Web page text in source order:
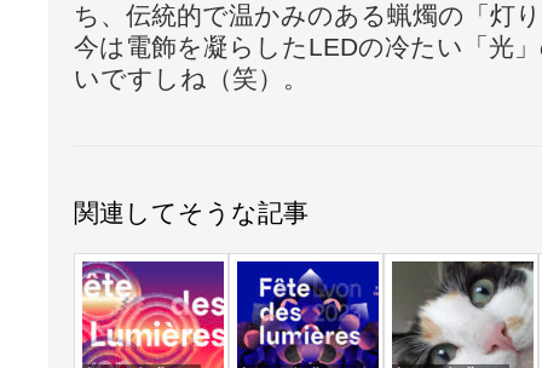
ち、伝統的で温かみのある蝋燭の「灯
今は電飾を凝らしたLEDの冷たい「光
いですしね（笑）。
関連してそうな記事